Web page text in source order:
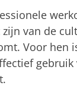
van de
Voor hen